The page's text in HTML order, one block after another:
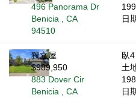
496 Panorama Dr
Benicia , CA
94510
日
獨立屋
$989,950
883 Dover Cir
Benicia , CA
臥
土
日